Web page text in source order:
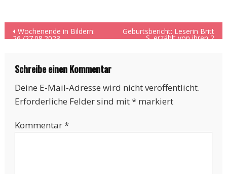
Beitragsnavigation
Wochenende in Bildern:
26./27.08.2023
Geburtsbericht: Leserin Britt
S. erzählt von ihren 2
Schreibe einen Kommentar
Deine E-Mail-Adresse wird nicht veröffentlicht.
Erforderliche Felder sind mit*markiert
Kommentar*